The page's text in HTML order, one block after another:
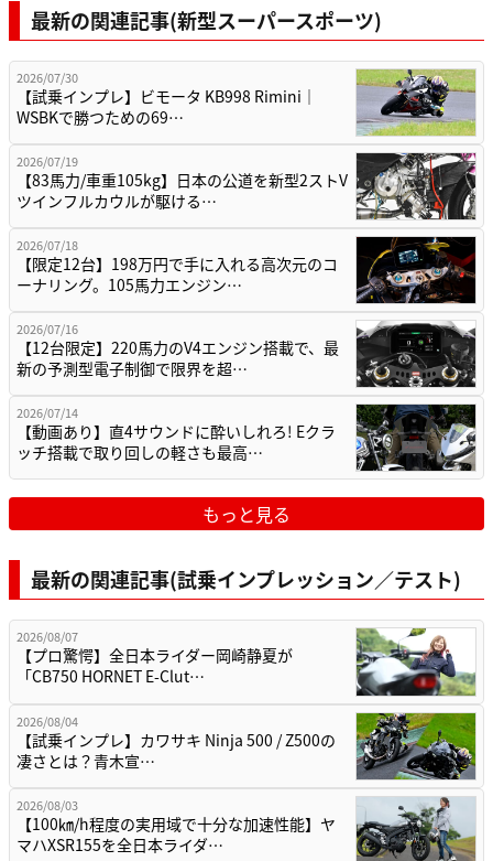
最新の関連記事(新型スーパースポーツ)
2026/07/30
【試乗インプレ】ビモータ KB998 Rimini｜
WSBKで勝つための69…
2026/07/19
【83馬力/車重105kg】日本の公道を新型2ストV
ツインフルカウルが駆ける…
2026/07/18
【限定12台】198万円で手に入れる高次元のコ
ーナリング。105馬力エンジン…
2026/07/16
【12台限定】220馬力のV4エンジン搭載で、最
新の予測型電子制御で限界を超…
2026/07/14
【動画あり】直4サウンドに酔いしれろ! Eクラ
ッチ搭載で取り回しの軽さも最高…
もっと見る
最新の関連記事(試乗インプレッション／テスト)
2026/08/07
【プロ驚愕】全日本ライダー岡崎静夏が
「CB750 HORNET E-Clut…
2026/08/04
【試乗インプレ】カワサキ Ninja 500 / Z500の
凄さとは？青木宣…
2026/08/03
【100㎞/h程度の実用域で十分な加速性能】ヤ
マハXSR155を全日本ライダ…